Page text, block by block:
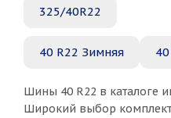
325/40R22
40 R22 Зимняя
Шины 40 R22 в каталоге
Широкий выбор